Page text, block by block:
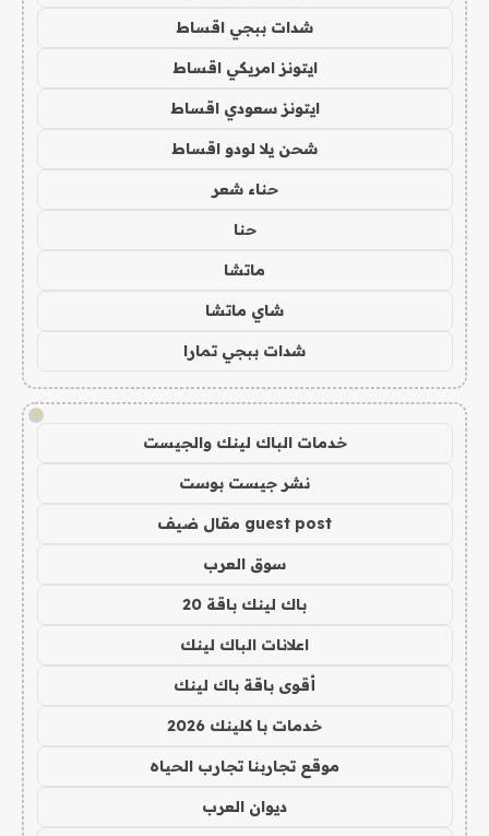
شدات ببجي اقساط
ايتونز امريكي اقساط
ايتونز سعودي اقساط
شحن يلا لودو اقساط
حناء شعر
حنا
ماتشا
شاي ماتشا
شدات ببجي تمارا
!
خدمات الباك لينك والجيست
نشر جيست بوست
guest post مقال ضيف
سوق العرب
باك لينك باقة 20
اعلانات الباك لينك
أقوى باقة باك لينك
خدمات با كلينك 2026
موقع تجاربنا تجارب الحياه
ديوان العرب